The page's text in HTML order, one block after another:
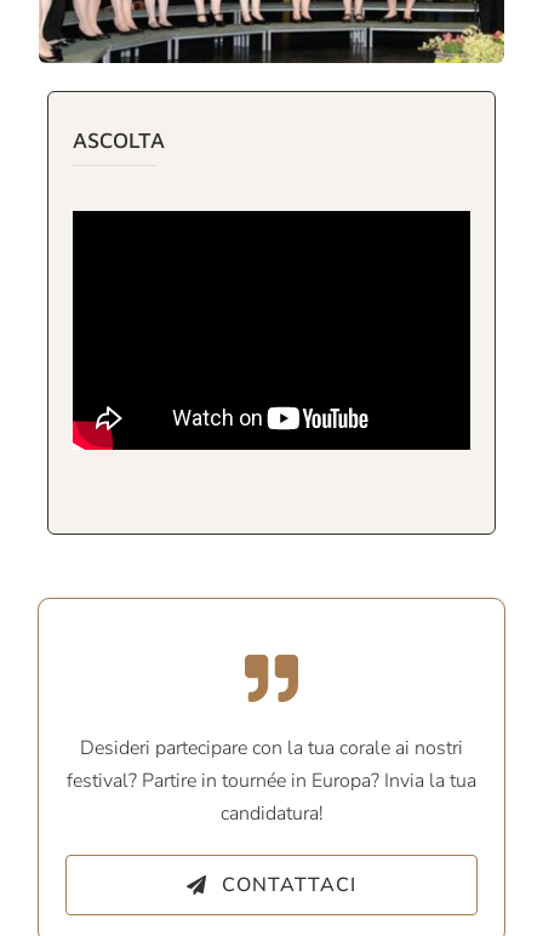
ASCOLTA
Desideri partecipare con la tua corale ai nostri
festival? Partire in tournée in Europa? Invia la tua
candidatura!
CONTATTACI